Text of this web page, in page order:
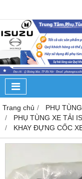
Trang chủ PHỤ
PHỤ TÙNG XE TẢI
KHAY ĐỰNG CỐC